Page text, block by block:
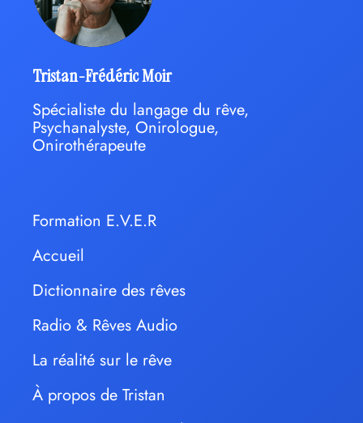
Tristan-Frédéric Moir
Spécialiste du langage du rêve,
Psychanalyste, Onirologue,
Onirothérapeute
Formation E.V.E.R
Accueil
Dictionnaire des rêves
Radio & Rêves Audio
La réalité sur le rêve
À propos de Tristan